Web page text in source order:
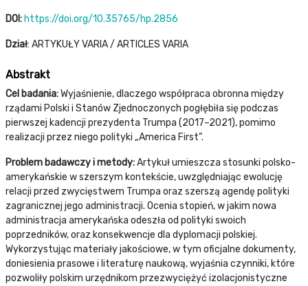
DOI: https://doi.org/10.35765/hp.2856
Dział: ARTYKUŁY VARIA / ARTICLES VARIA
Abstrakt
Cel badania:Wyjaśnienie, dlaczego współpraca obronna między
rządami Polski i Stanów Zjednoczonych pogłębiła się podczas
pierwszej kadencji prezydenta Trumpa (2017–2021), pomimo
realizacji przez niego polityki „America First”.
Problem badawczy i metody:Artykuł umieszcza stosunki polsko-
amerykańskie w szerszym kontekście, uwzględniając ewolucję
relacji przed zwycięstwem Trumpa oraz szerszą agendę polityki
zagranicznej jego administracji. Ocenia stopień, w jakim nowa
administracja amerykańska odeszła od polityki swoich
poprzedników, oraz konsekwencje dla dyplomacji polskiej.
Wykorzystując materiały jakościowe, w tym oficjalne dokumenty,
doniesienia prasowe i literaturę naukową, wyjaśnia czynniki, które
pozwoliły polskim urzędnikom przezwyciężyć izolacjonistyczne